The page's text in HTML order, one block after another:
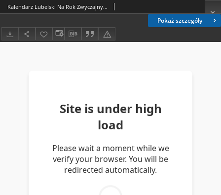
Pokaż szczegóły
Kalendarz Lubelski Na Rok Zwyczajny 1921, R. 53